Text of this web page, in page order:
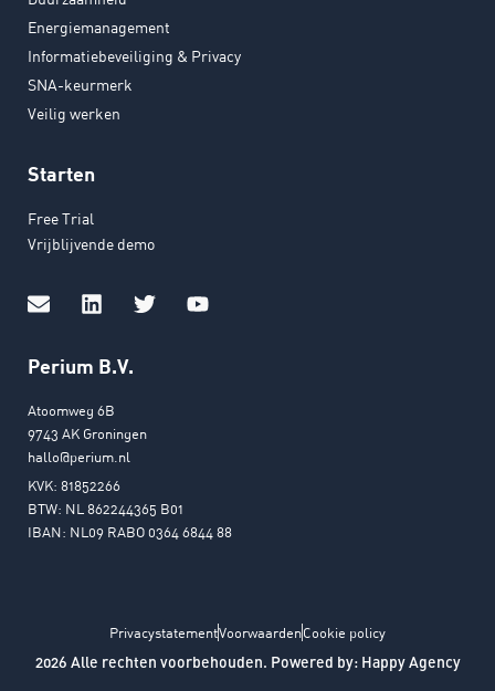
Energiemanagement
Informatiebeveiliging & Privacy
SNA-keurmerk
Veilig werken
Starten
Free Trial
Vrijblijvende demo
Perium B.V.
Atoomweg 6B
9743 AK Groningen
hallo@perium.nl
KVK: 81852266
BTW: NL 862244365 B01
IBAN: NL09 RABO 0364 6844 88
2026 Alle rechten voorbehouden. Powered by: Happy Agency
PrivacystatementVoorwaardenCookie policy